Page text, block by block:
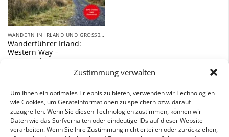
Zustimmung verwalten
Um Ihnen ein optimales Erlebnis zu bieten, verwenden wir Technologien
wie Cookies, um Geräteinformationen zu speichern bzw. darauf
zuzugreifen. Wenn Sie diesen Technologien zustimmen, können wir
Daten wie das Surfverhalten oder eindeutige IDs auf dieser Website
verarbeiten. Wenn Sie Ihre Zustimmung nicht erteilen oder zurückziehen,
WANDERN IN IRLAND UND GROSSBRITANNIEN
Wanderführer Irland:
Western Way –
Fernwanderweg
inkl. 7 % MwSt.